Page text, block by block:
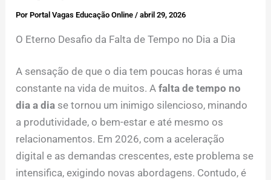
PorPortal Vagas Educação Online/abril 29, 2026
O Eterno Desafio da Falta de Tempo no Dia a Dia
A sensação de que o dia tem poucas horas é uma
constante na vida de muitos. Afalta de tempo no
dia a dia se tornou um inimigo silencioso, minando
a produtividade, o bem-estar e até mesmo os
relacionamentos. Em 2026, com a aceleração
digital e as demandas crescentes, este problema se
intensifica, exigindo novas abordagens. Contudo, é